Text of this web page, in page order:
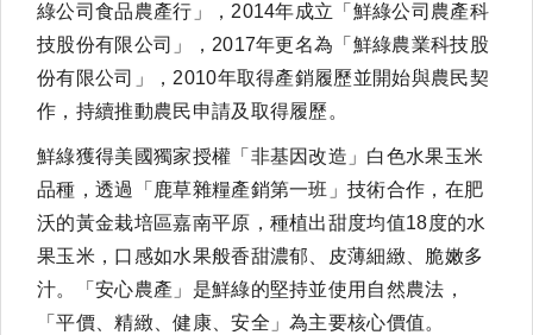
綠公司食品農產行」，2014年成立「鮮綠公司農產科
技股份有限公司」，2017年更名為「鮮綠農業科技股
份有限公司」，2010年取得產銷履歷並開始與農民契
作，持續推動農民申請及取得履歷。
鮮綠獲得美國獨家授權「非基因改造」白色水果玉米
品種，透過「鹿草雜糧產銷第一班」技術合作，在肥
沃的黃金栽培區嘉南平原，種植出甜度均值18度的水
果玉米，口感如水果般香甜濃郁、皮薄細緻、脆嫩多
汁。「安心農產」是鮮綠的堅持並使用自然農法，
「平價、精緻、健康、安全」為主要核心價值。